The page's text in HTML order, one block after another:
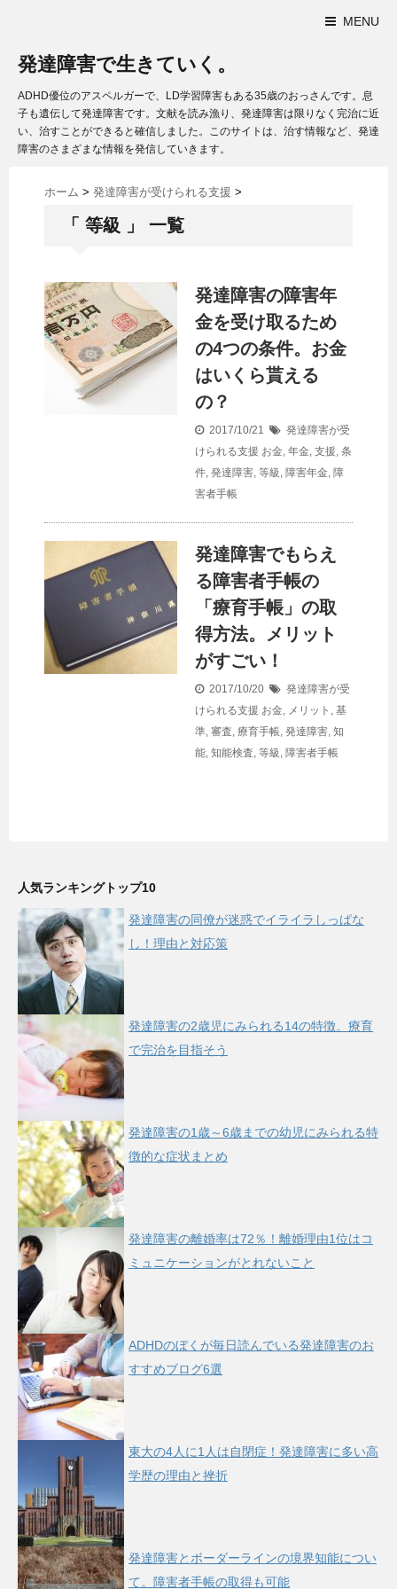
MENU
発達障害で生きていく。
ADHD優位のアスペルガーで、LD学習障害もある35歳のおっさんです。息
子も遺伝して発達障害です。文献を読み漁り、発達障害は限りなく完治に近
い、治すことができると確信しました。このサイトは、治す情報など、発達
障害のさまざまな情報を発信していきます。
ホーム > 発達障害が受けられる支援 >
「 等級 」 一覧
発達障害の障害年
金を受け取るため
の4つの条件。お金
はいくら貰える
の？
2017/10/21
発達障害が受
けられる支援 お金, 年金, 支援, 条
件, 発達障害, 等級 , 障害年金, 障
害者手帳
発達障害でもらえ
る障害者手帳の
「療育手帳」の取
得方法。メリット
がすごい！
2017/10/20
発達障害が受
けられる支援 お金, メリット , 基
準, 審査, 療育手帳, 発達障害, 知
能, 知能検査, 等級 , 障害者手帳
人気ランキングトップ10
発達障害の同僚が迷惑でイライラしっぱな
し！理由と対応策
発達障害の2歳児にみられる14の特徴。療育
で完治を目指そう
発達障害の1歳～6歳までの幼児にみられる特
徴的な症状まとめ
発達障害の離婚率は72％！離婚理由1位はコ
ミュニケーションがとれないこと
ADHDのぼくが毎日読んでいる発達障害のお
すすめブログ6選
東大の4人に1人は自閉症！発達障害に多い高
学歴の理由と挫折
発達障害とボーダーラインの境界知能につい
て。障害者手帳の取得も可能